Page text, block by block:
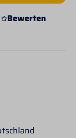
Bewerten